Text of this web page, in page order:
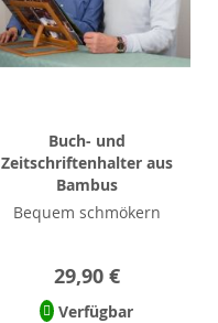
Buch- und
Zeitschriftenhalter aus
Bambus
Bequem schmökern
29,90 €
Verfügbar